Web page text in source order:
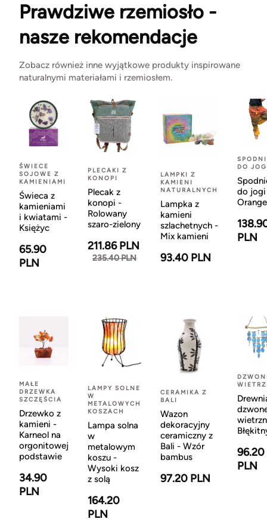
Prawdziwe rzemiosło -
nasze rekomendacje
Zobacz również inne wyjątkowe produkty inspirowane
naturalnymi materiałami i rzemiosłem.
ŚWIECE
SOJOWE Z
KAMIENIAMI
Świeca z
kamieniami
i kwiatami -
Księżyc
65.90
PLN
PLECAKI Z
KONOPI
Plecak z
konopi -
Rolowany
szaro-zielony
211.86 PLN
235.40 PLN
LAMPKI Z
KAMIENI
NATURALNYCH
Lampka z
kamieni
szlachetnych -
Mix kamieni
93.40 PLN
DO
do
Orange
PLN
MAŁE
DRZEWKA
SZCZĘŚCIA
Drzewko z
kamieni -
Karneol na
orgonitowej
podstawie
34.90
PLN
LAMPY SOLNE
W
METALOWYCH
KOSZACH
Lampa solna
w
metalowym
koszu -
Wysoki kosz
z solą
164.20
PLN
CERAMIKA Z
BALI
Wazon
dekoracyjny
ceramiczny z
Bali - Wzór
bambus
97.20 PLN
96.20
PLN